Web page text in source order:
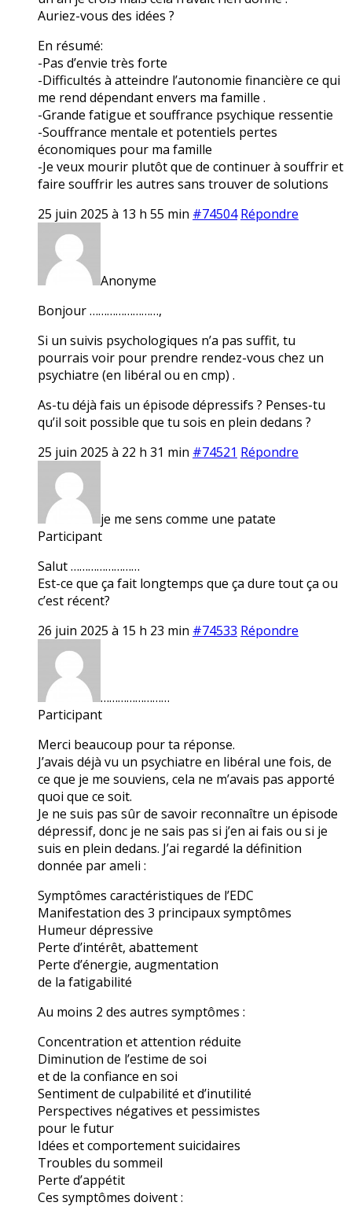
Auriez-vous des idées ?
En résumé:
-Pas d’envie très forte
-Difficultés à atteindre l’autonomie financière ce qui
me rend dépendant envers ma famille .
-Grande fatigue et souffrance psychique ressentie
-Souffrance mentale et potentiels pertes
économiques pour ma famille
-Je veux mourir plutôt que de continuer à souffrir et
faire souffrir les autres sans trouver de solutions
25 juin 2025 à 13 h 55 min #74504 Répondre
Anonyme
Bonjour ……………………,
Si un suivis psychologiques n’a pas suffit, tu
pourrais voir pour prendre rendez-vous chez un
psychiatre (en libéral ou en cmp) .
As-tu déjà fais un épisode dépressifs ? Penses-tu
qu’il soit possible que tu sois en plein dedans ?
25 juin 2025 à 22 h 31 min #74521 Répondre
je me sens comme une patate
Participant
Salut ……………………
Est-ce que ça fait longtemps que ça dure tout ça ou
c’est récent?
26 juin 2025 à 15 h 23 min #74533 Répondre
……………………
Participant
Merci beaucoup pour ta réponse.
J’avais déjà vu un psychiatre en libéral une fois, de
ce que je me souviens, cela ne m’avais pas apporté
quoi que ce soit.
Je ne suis pas sûr de savoir reconnaître un épisode
dépressif, donc je ne sais pas si j’en ai fais ou si je
suis en plein dedans. J’ai regardé la définition
donnée par ameli :
Symptômes caractéristiques de l’EDC
Manifestation des 3 principaux symptômes
Humeur dépressive
Perte d’intérêt, abattement
Perte d’énergie, augmentation
de la fatigabilité
Au moins 2 des autres symptômes :
Concentration et attention réduite
Diminution de l’estime de soi
et de la confiance en soi
Sentiment de culpabilité et d’inutilité
Perspectives négatives et pessimistes
pour le futur
Idées et comportement suicidaires
Troubles du sommeil
Perte d’appétit
Ces symptômes doivent :